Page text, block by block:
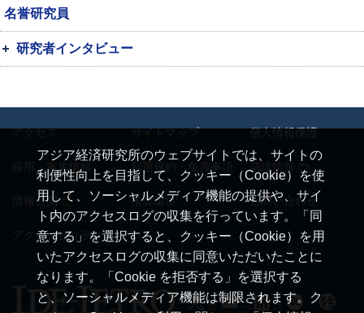
名誉研究員
研究者インタビュー
アジア経済研究所のウェブサイトでは、サイトの
利便性向上を目指して、クッキー（Cookie）を使
用して、ソーシャルメディア機能の提供や、サイ
ト内のアクセスログの収集を行っています。「同
意する」を選択すると、クッキー（Cookie）を用
いたアクセスログの収集に同意いただいたことに
なります。「Cookie を拒否する」を選択する
と、ソーシャルメディア機能は制限されます。ク
アクセス サイトマップ 個人情報保護
採用・募集情報 利用規約・免責事項
情報公開 推奨環境 お問い合わせ
アクセシビリティ